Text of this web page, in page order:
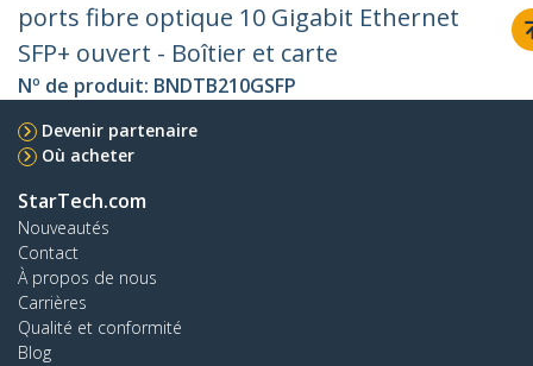
ports fibre optique 10 Gigabit Ethernet
SFP+ ouvert - Boîtier et carte
Nº de produit: BNDTB210GSFP
Devenir partenaire
Où acheter
StarTech.com
Nouveautés
Contact
À propos de nous
Carrières
Qualité et conformité
Blog